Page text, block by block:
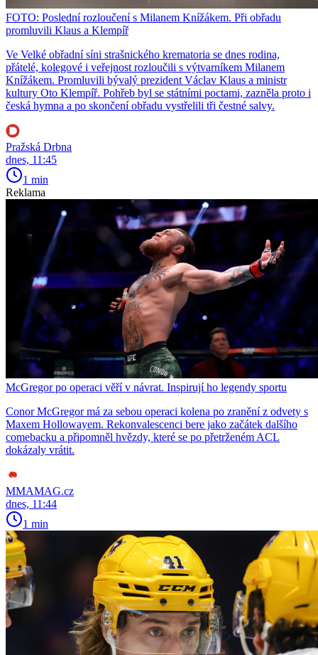
FOTO: Poslední rozloučení s Milanem Knížákem. Při obřadu
promluvili Klaus a Klempíř
Ve Velké obřadní síni strašnického krematoria se dnes rodina,
přátelé, kolegové i veřejnost rozloučili s výtvarníkem Milanem
Knížákem. Promluvili bývalý prezident Václav Klaus a ministr
kultury Oto Klempíř. Pohřeb byl se státními poctami, zazněla proto i
česká hymna a po skončení obřadu vystřelili tři čestné salvy.
Pražská Drbna
dnes, 11:45
1 min
Reklama
McGregor po operaci věří v návrat. Inspirují ho legendy sportu
Conor McGregor má za sebou operaci kolena po zranění z odvety s
Maxem Hollowayem. Rekonvalescenci bere jako začátek dalšího
comebacku a připomněl hvězdy, které se po přetrženém ACL
dokázaly vrátit.
MMAMAG.cz
dnes, 11:44
1 min